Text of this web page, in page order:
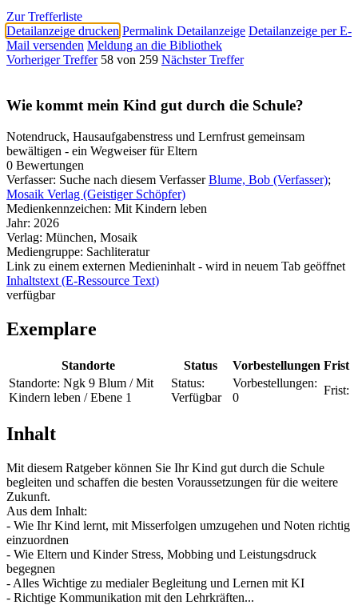
Zur Trefferliste
Detailanzeige drucken Permalink Detailanzeige Detailanzeige per E-
Mail versenden Meldung an die Bibliothek
Vorheriger Treffer 58 von 259 Nächster Treffer
Wie kommt mein Kind gut durch die Schule?
Notendruck, Hausaufgabenstress und Lernfrust gemeinsam
bewältigen - ein Wegweiser für Eltern
0 Bewertungen
Verfasser: Suche nach diesem Verfasser Blume, Bob (Verfasser);
Mosaik Verlag (Geistiger Schöpfer)
Medienkennzeichen: Mit Kindern leben
Jahr: 2026
Verlag: München, Mosaik
Mediengruppe: Sachliteratur
Link zu einem externen Medieninhalt - wird in neuem Tab geöffnet
Inhaltstext (E-Ressource Text)
verfügbar
Exemplare
Standorte Status Vorbestellungen Frist
Standorte: Ngk 9 Blum / Mit
Kindern leben / Ebene 1
Status:
Verfügbar
Vorbestellungen:
0
Frist:
Inhalt
Mit diesem Ratgeber können Sie Ihr Kind gut durch die Schule
begleiten und schaffen die besten Voraussetzungen für die weitere
Zukunft.
Aus dem Inhalt:
- Wie Ihr Kind lernt, mit Misserfolgen umzugehen und Noten richtig
einzuordnen
- Wie Eltern und Kinder Stress, Mobbing und Leistungsdruck
begegnen
- Alles Wichtige zu medialer Begleitung und Lernen mit KI
- Richtige Kommunikation mit den Lehrkräften...